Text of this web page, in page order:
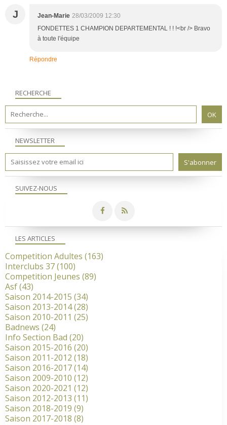
J Jean-Marie 28/03/2009 12:30
FONDETTES 1 CHAMPION DEPARTEMENTAL ! ! !<br /> Bravo
à toute l'équipe
Répondre
NEWSLETTER
SUIVEZ-NOUS
RECHERCHE
LES ARTICLES
Competition Adultes (163)
Interclubs 37(100)
Competition Jeunes (89)
Asf(43)
Saison 2014-2015 (34)
Saison 2013-2014(28)
Saison 2010-2011 (25)
Badnews (24)
Info Section Bad (20)
Saison 2015-2016 (20)
Saison 2011-2012 (18)
Saison 2016-2017(14)
Saison 2009-2010 (12)
Saison 2020-2021 (12)
Saison 2012-2013 (11)
Saison 2018-2019 (9)
Saison 2017-2018 (8)